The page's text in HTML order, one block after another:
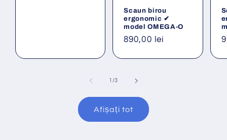
Scaun birou
ergonomic ✔
model OMEGA-O
Preț
890,00 lei
1 /din
3
Afișați tot